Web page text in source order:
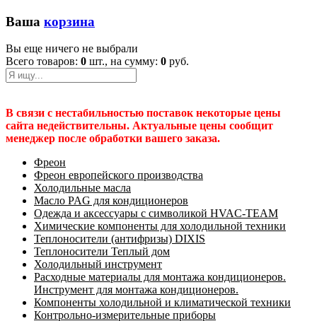
Ваша корзина
Вы еще ничего не выбрали
Всего товаров: 0 шт., на сумму: 0 руб.
В связи с нестабильностью поставок некоторые цены
сайта недействительны. Актуальные цены сообщит
менеджер после обработки вашего заказа.
Фреон
Фреон европейского производства
Холодильные масла
Масло PAG для кондиционеров
Одежда и аксессуары с символикой HVAC-TEAM
Химические компоненты для холодильной техники
Теплоносители (антифризы) DIXIS
Теплоносители Теплый дом
Холодильный инструмент
Расходные материалы для монтажа кондиционеров.
Инструмент для монтажа кондиционеров.
Компоненты холодильной и климатической техники
Контрольно-измерительные приборы